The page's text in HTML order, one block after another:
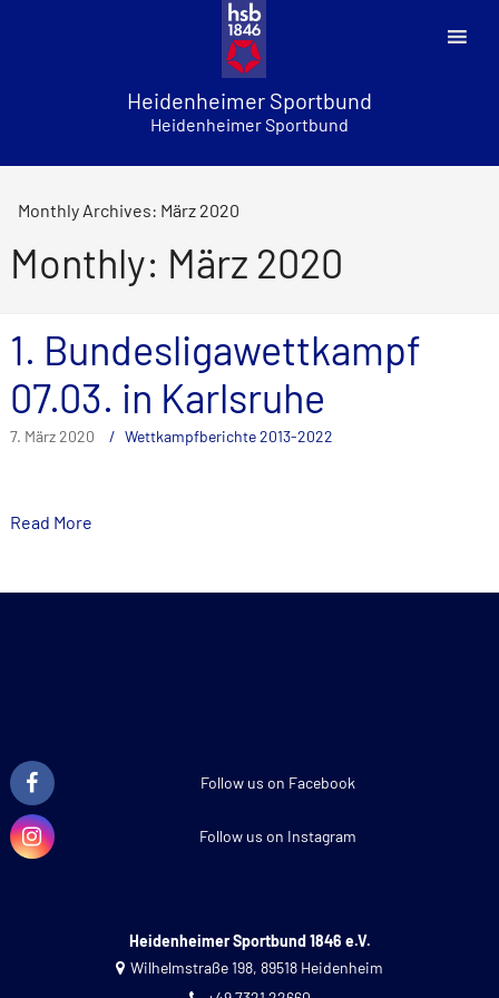
Heidenheimer Sportbund
Heidenheimer Sportbund
Monthly Archives: März 2020
Monthly: März 2020
1. Bundesligawettkampf
07.03. in Karlsruhe
7. März 2020 Wettkampfberichte 2013-2022
Read More
Follow us on Facebook
Follow us on Instagram
Heidenheimer Sportbund 1846 e.V.
Wilhelmstraße 198, 89518 Heidenheim